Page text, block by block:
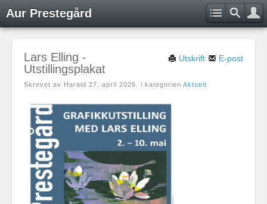
Aur Prestegård
E-post
Utskrift
Lars Elling -
Utstillingsplakat
Skrevet av Harald 27. april 2026 . i kategorien Aktuelt